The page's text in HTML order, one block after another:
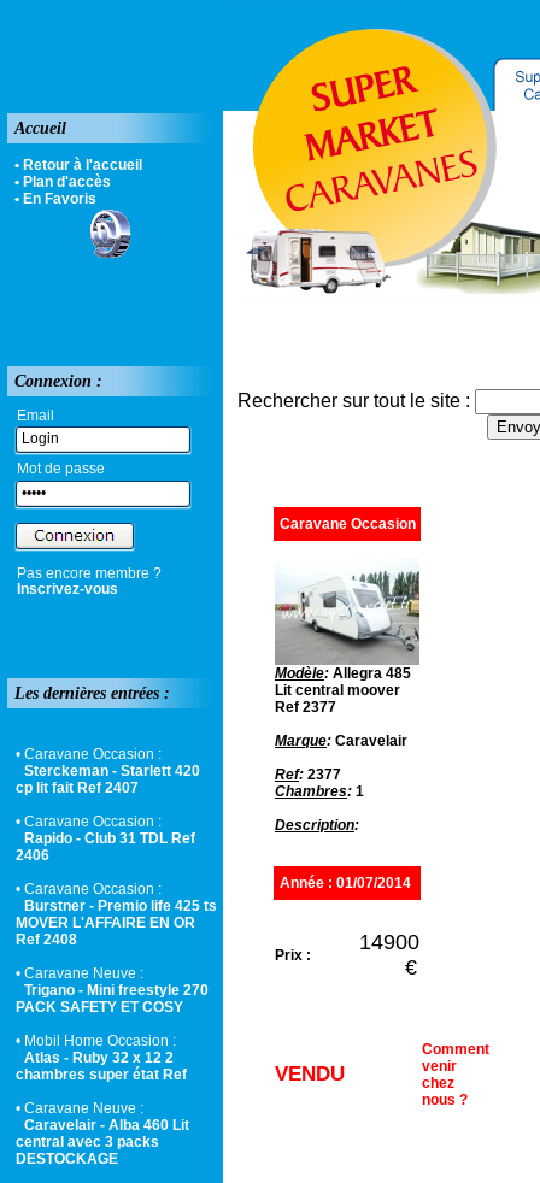
Accueil
• Retour à l'accueil
• Plan d'accès
• En Favoris
Connexion :
Email
Mot de passe
Pas encore membre ?
Inscrivez-vous
Les dernières entrées :
• Caravane Occasion :
Sterckeman - Starlett 420
cp lit fait Ref 2407
• Caravane Occasion :
Rapido - Club 31 TDL Ref
2406
• Caravane Occasion :
Burstner - Premio life 425 ts
MOVER L'AFFAIRE EN OR
Ref 2408
• Caravane Neuve :
Trigano - Mini freestyle 270
PACK SAFETY ET COSY
• Mobil Home Occasion :
Atlas - Ruby 32 x 12 2
chambres super état Ref
• Caravane Neuve :
Caravelair - Alba 460 Lit
central avec 3 packs
DESTOCKAGE
Rechercher sur tout le site :
Caravane Occasion
Modèle: Allegra 485
Lit central moover
Ref 2377
Marque: Caravelair
Ref: 2377
Chambres: 1
Description:
Année : 01/07/2014
Prix :
14900
€
VENDU
Comment
venir
chez
nous ?